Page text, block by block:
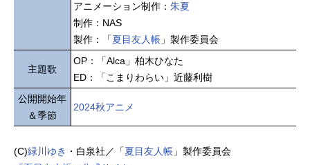
アニメーション制作： 朱夏
制作：NAS
製作：「夏目友人帳 」製作委員会
主題歌
OP：「Alca」柏木ひなた
ED：「こまりわらい」近藤利樹
公開開始年
＆季節
2024秋アニメ
(C)緑川ゆき ・白泉社／「夏目友人帳 」製作委員会